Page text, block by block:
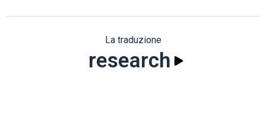
La traduzione
research